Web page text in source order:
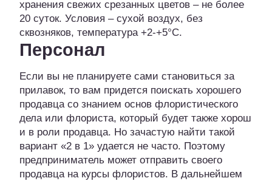
хранения свежих срезанных цветов – не более
20 суток. Условия – сухой воздух, без
сквозняков, температура +2-+5°С.
Персонал
Если вы не планируете сами становиться за
прилавок, то вам придется поискать хорошего
продавца со знанием основ флористического
дела или флориста, который будет также хорош
и в роли продавца. Но зачастую найти такой
вариант «2 в 1» удается не часто. Поэтому
предприниматель может отправить своего
продавца на курсы флористов. В дальнейшем